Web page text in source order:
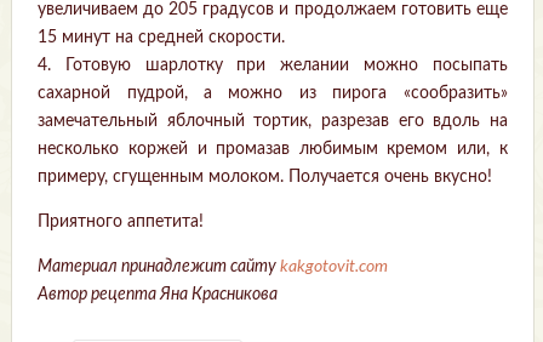
увеличиваем до 205 градусов и продолжаем готовить еще
15 минут на средней скорости.
4. Готовую шарлотку при желании можно посыпать
сахарной пудрой, а можно из пирога «сообразить»
замечательный яблочный тортик, разрезав его вдоль на
несколько коржей и промазав любимым кремом или, к
примеру, сгущенным молоком. Получается очень вкусно!
Приятного аппетита!
Материал принадлежит сайтуkakgotovit.com
Автор рецепта Яна Красникова